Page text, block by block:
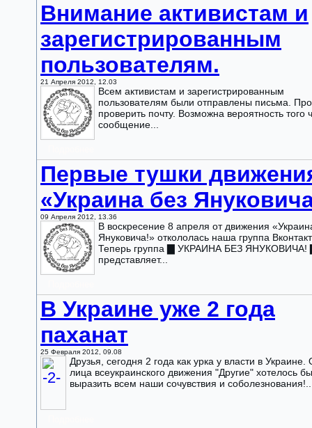
Внимание активистам и
зарегистрированным
пользователям.
21 Апреля 2012, 12.03
Всем активистам и зарегистрированным
пользователям были отправлены письма.
проверить почту. Возможна вероятность того
сообщение...
Первые тушки
«Украина без
09 Апреля 2012, 13.36
В воскресение 8 апреля от движения
Януковича!» откололась наша группа
Теперь группа ▇ УКРАИНА БЕЗ ЯНУКОВИЧА!
представляет...
В Украине уже 2 года
паханат
25 Февраля 2012, 09.08
Друзья, сегодня 2 года как урка у власти в Украине.
лица всеукраинского движения "Другие" хотелось бы
выразить всем наши сочувствия и